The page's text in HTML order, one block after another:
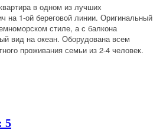
в одном из лучших
на 1-ой береговой линии. Оригинальный
стиле, а с балкона
вид на океан. Оборудована всем
проживания семьи из 2-4 человек.
5